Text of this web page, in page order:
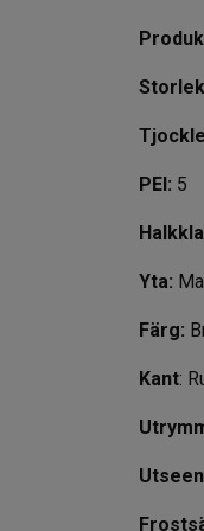
PEI: 5
Yta:
Färg:
Kant: